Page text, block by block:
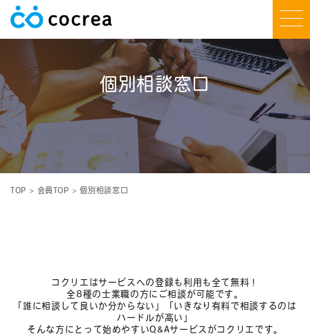
個別相談窓口
TOP 会員TOP 個別相談窓口
コクリエはサービスへの登録も利用も全て無料！
全8種の士業職の方にご相談が可能です。
「誰に相談して良いか分からない」「いきなり有料で相談するのは
ハードルが高い」
そんな方にとって始めやすいQ&Aサービスがコクリエです。